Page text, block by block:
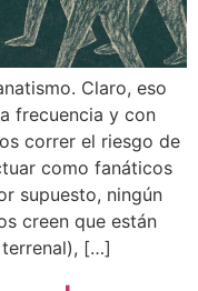
Claro, eso
frecuencia y con
correr el riesgo de
como fanáticos
supuesto, ningún
creen que están
[…]